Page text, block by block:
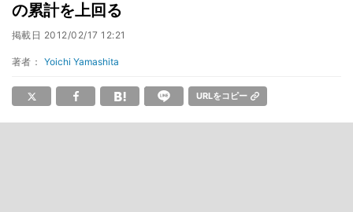
の累計を上回る
掲載日 2012/02/17 12:21
著者： Yoichi Yamashita
URLをコピー